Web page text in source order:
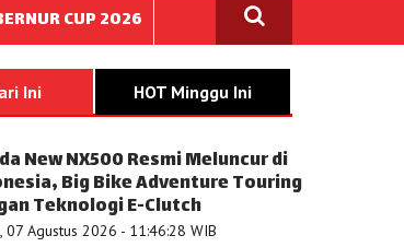
CUP 2026
Ini HOT Minggu Ini
New NX500 Resmi Meluncur di
Big Bike Adventure Touring
Teknologi E-Clutch
07 Agustus 2026 - 11:46:28 WIB